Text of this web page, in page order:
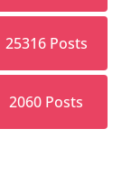
25316Posts
2060 Posts